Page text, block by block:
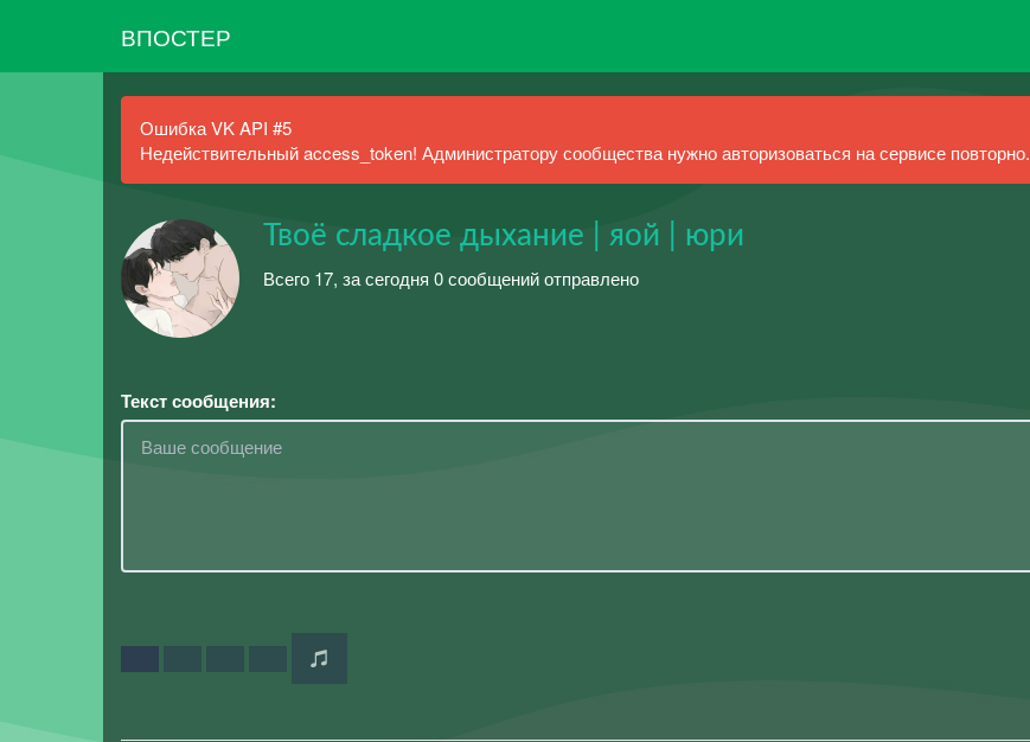
ВПОСТЕР
Ошибка VK API #5
Недействительный access_token! Администратору сообщества нужно авторизоваться на сервисе повторно.
Твоё сладкое дыхание | яой | юри
Всего 17, за сегодня 0 сообщений отправлено
Текст сообщения: